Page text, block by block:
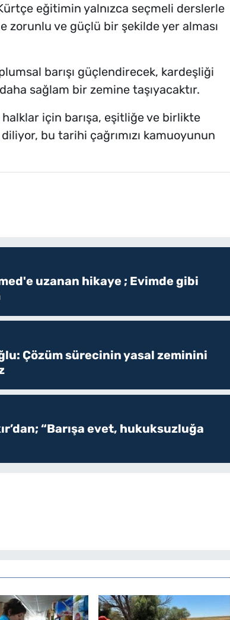
eğitimin yalnızca seçmeli derslerle
zorunlu ve güçlü bir şekilde yer alması
barışı güçlendirecek, kardeşliği
sağlam bir zemine taşıyacaktır.
halklar için barışa, eşitliğe ve birlikte
bu tarihi çağrımızı kamuoyunun
uzanan hikaye ; Evimde gibi
Çözüm sürecinin yasal zeminini
“Barışa evet, hukuksuzluğa